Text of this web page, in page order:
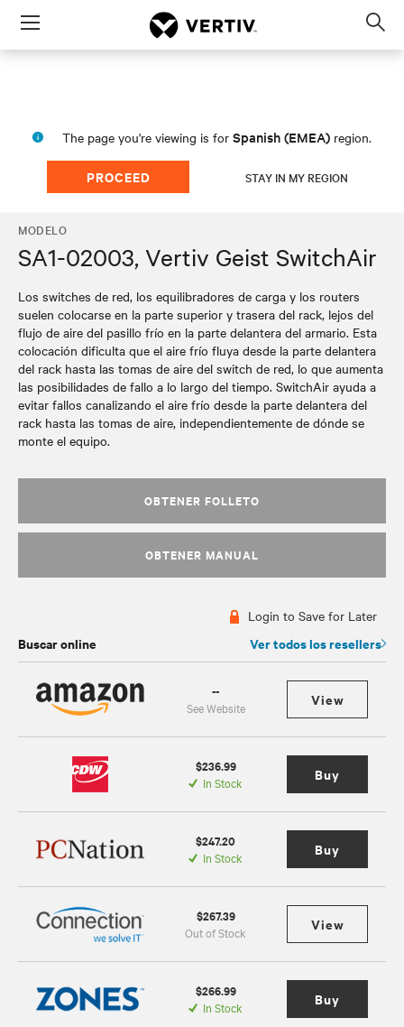
Menu
The page you're viewing is for Spanish (EMEA) region.
PROCEED STAY IN MY REGION
MODELO
SA1-02003, Vertiv Geist SwitchAir
Los switches de red, los equilibradores de carga y los routers
suelen colocarse en la parte superior y trasera del rack, lejos del
flujo de aire del pasillo frío en la parte delantera del armario. Esta
colocación dificulta que el aire frío fluya desde la parte delantera
del rack hasta las tomas de aire del switch de red, lo que aumenta
las posibilidades de fallo a lo largo del tiempo. SwitchAir ayuda a
evitar fallos canalizando el aire frío desde la parte delantera del
rack hasta las tomas de aire, independientemente de dónde se
monte el equipo.
OBTENER FOLLETO
OBTENER MANUAL
Login to Save for Later
Buscar online Ver todos los resellers
--
See Website View
$236.99
In Stock Buy
$247.20
In Stock Buy
$267.39
Out of Stock View
$266.99
In Stock Buy